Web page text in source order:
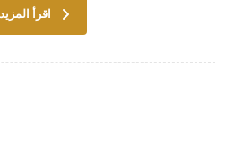
اقرأ المزيد